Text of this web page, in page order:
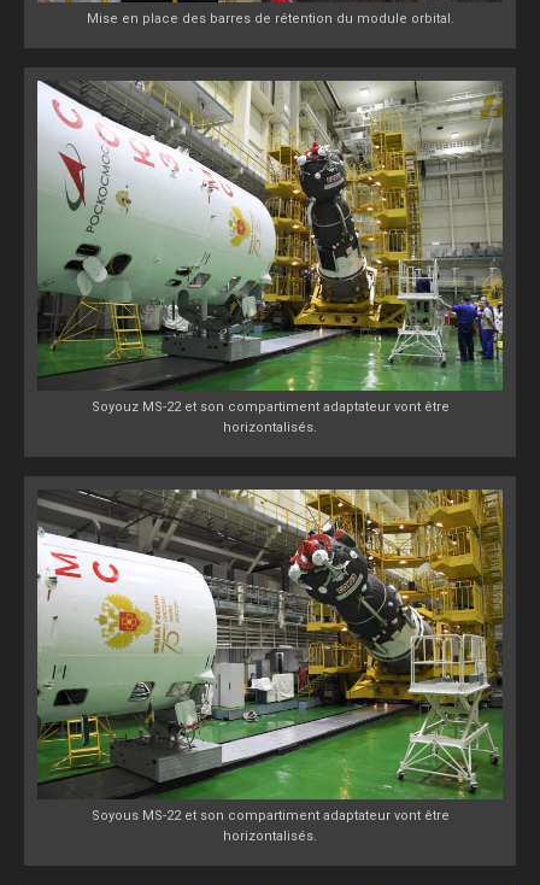
Mise en place des barres de rétention du module orbital.
Soyouz MS-22 et son compartiment adaptateur vont être
horizontalisés.
Soyous MS-22 et son compartiment adaptateur vont être
horizontalisés.